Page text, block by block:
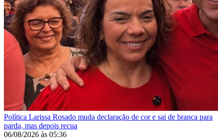
Política Larissa Rosado muda declaração de cor e sai de branca para
parda, mas depois recua
06/08/2026 às 05:36